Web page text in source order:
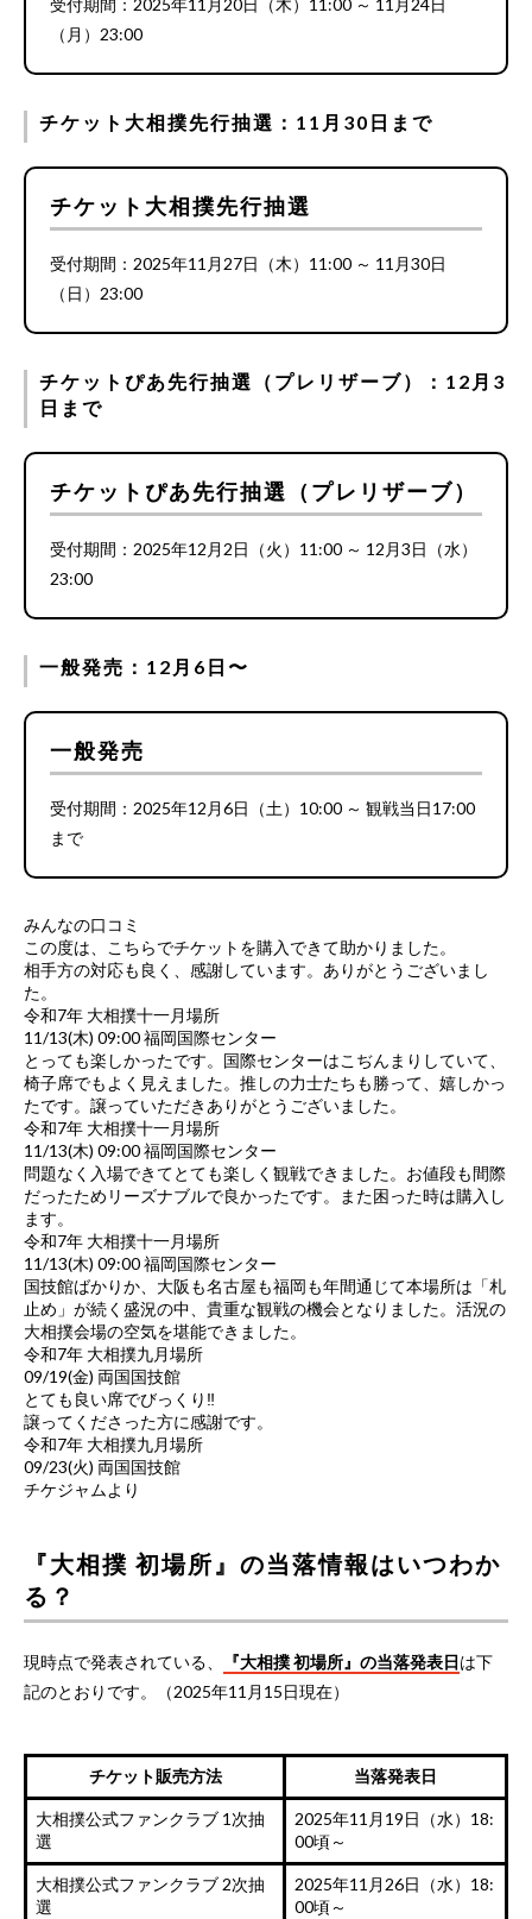
受付期間：2025年11月20日（木）11:00 ～ 11月24日
（月）23:00
チケット大相撲先行抽選：11月30日まで
チケット大相撲先行抽選
受付期間：2025年11月27日（木）11:00 ～ 11月30日
（日）23:00
チケットぴあ先行抽選（プレリザーブ）：12月3
日まで
チケットぴあ先行抽選（プレリザーブ）
受付期間：2025年12月2日（火）11:00 ～ 12月3日（水）
23:00
一般発売：12月6日〜
一般発売
受付期間：2025年12月6日（土）10:00 ～ 観戦当日17:00
まで
みんなの口コミ
この度は、こちらでチケットを購入できて助かりました。
相手方の対応も良く、感謝しています。ありがとうございまし
た。
令和7年 大相撲十一月場所
11/13(木) 09:00 福岡国際センター
とっても楽しかったです。国際センターはこぢんまりしていて、
椅子席でもよく見えました。推しの力士たちも勝って、嬉しかっ
たです。譲っていただきありがとうございました。
令和7年 大相撲十一月場所
11/13(木) 09:00 福岡国際センター
問題なく入場できてとても楽しく観戦できました。お値段も間際
だったためリーズナブルで良かったです。また困った時は購入し
ます。
令和7年 大相撲十一月場所
11/13(木) 09:00 福岡国際センター
国技館ばかりか、大阪も名古屋も福岡も年間通じて本場所は「札
止め」が続く盛況の中、貴重な観戦の機会となりました。活況の
大相撲会場の空気を堪能できました。
令和7年 大相撲九月場所
09/19(金) 両国国技館
とても良い席でびっくり‼️
譲ってくださった方に感謝です。
令和7年 大相撲九月場所
09/23(火) 両国国技館
チケジャムより
『大相撲 初場所』の当落情報はいつわか
る？
現時点で発表されている、 『大相撲 初場所』の当落発表日は下
記のとおりです。（2025年11月15日現在）
チケット販売方法 当落発表日
大相撲公式ファンクラブ 1次抽
選
2025年11月19日（水）18:
00頃～
大相撲公式ファンクラブ 2次抽
選
2025年11月26日（水）18:
00頃～